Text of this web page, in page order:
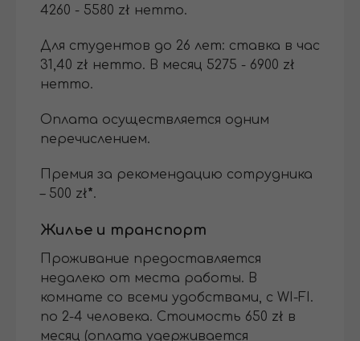
4260 - 5580 zł нетто.
Для студентов до 26 лет: ставка в час
31,40 zł нетто. В месяц 5275 - 6900 zł
нетто.
Оплата осуществляется одним
перечислением.
Премия за рекомендацию сотрудника
– 500 zł*.
Жилье и транспорт
Проживание предоставляется
недалеко от места работы. В
комнате со всеми удобствами, с WI-FI.
по 2-4 человека. Стоимость 650 zł в
месяц (оплата удерживается